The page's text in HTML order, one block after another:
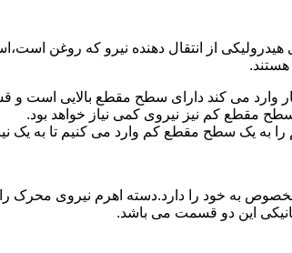
از انتقال دهنده نیرو که روغن
می کند دارای سطح مقطع بالایی است و
مقطع کم نیز نیروی کمی نیاز خواهد بود.
را به یک سطح مقطع کم وارد می کنیم تا به یک
به خود را دارد.دسته اهرم نیروی محرک
این دو قسمت می باشد.